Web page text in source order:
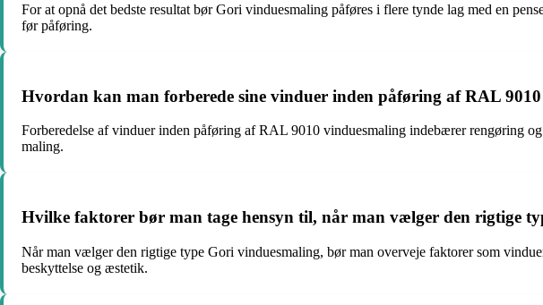
For at opnå det bedste resultat bør Gori vinduesmaling påføres i flere tynde lag med en
før påføring.
Hvordan kan man forberede sine vinduer inden påføring af RAL
Forberedelse af vinduer inden påføring af RAL 9010 vinduesmaling indebærer rengøring
maling.
Hvilke faktorer bør man tage hensyn til, når man vælger den rigtige
Når man vælger den rigtige type Gori vinduesmaling, bør man overveje faktorer som
beskyttelse og æstetik.